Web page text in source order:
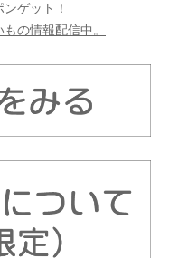
ゲット！
の情報配信中。